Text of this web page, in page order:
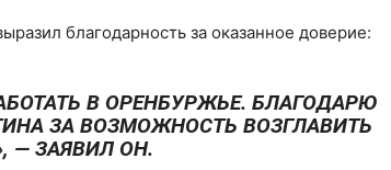
благодарность за оказанное доверие:
В ОРЕНБУРЖЬЕ. БЛАГОДАРЮ
ЗА ВОЗМОЖНОСТЬ ВОЗГЛАВИТЬ
— ЗАЯВИЛ ОН.